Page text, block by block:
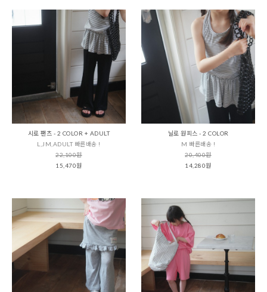
시로 팬츠 - 2 COLOR + ADULT
L,JM,ADULT 빠른배송 !
22,100원
15,470원
닐로 원피스 - 2 COLOR
M 빠른배송 !
20,400원
14,280원